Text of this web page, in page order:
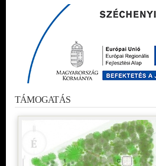
TÁMOGATÁS